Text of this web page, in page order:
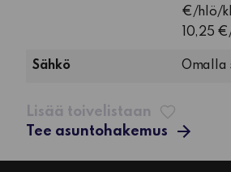
€/hlö/
10,25
Sähkö Omalla
Lisää toivelistaan
Tee asuntohakemus